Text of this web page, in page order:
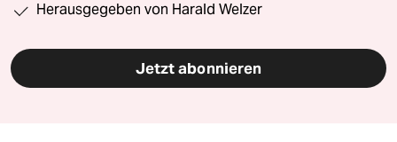
Herausgegeben von Harald Welzer
Jetzt abonnieren